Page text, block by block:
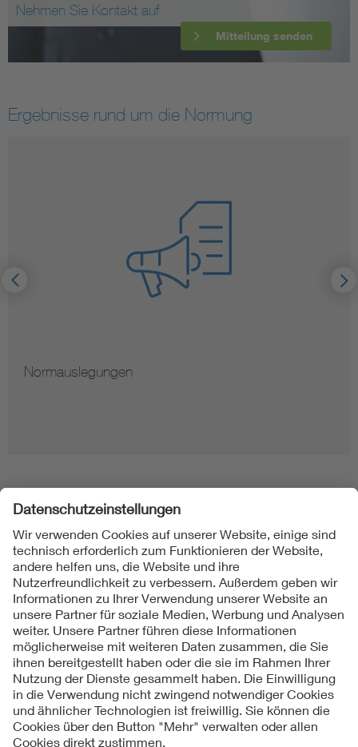
Nehmen Sie Kontakt auf
Mitteilung senden
Ergebnisse rund um die Normung
Normauslegungen
Folgen Sie uns
Kontakt
Impressum